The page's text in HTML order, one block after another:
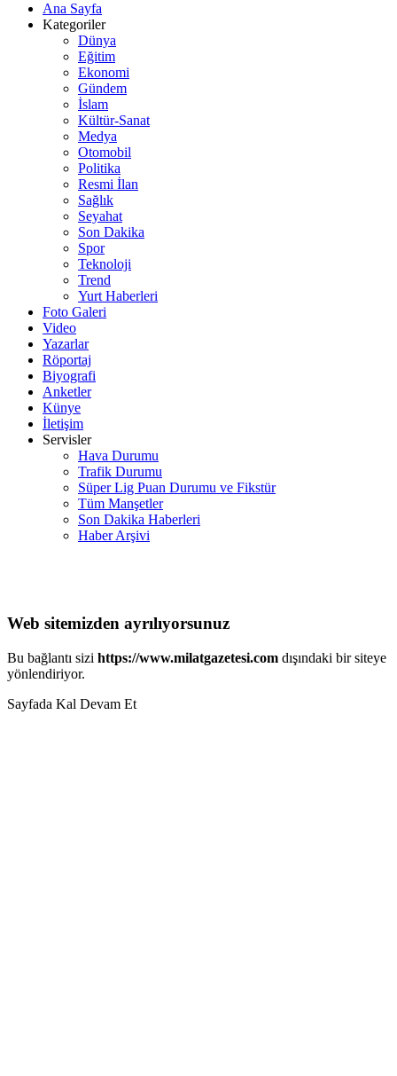
Ana Sayfa
Kategoriler
Dünya
Eğitim
Ekonomi
Gündem
İslam
Kültür-Sanat
Medya
Otomobil
Politika
Resmi İlan
Sağlık
Seyahat
Son Dakika
Spor
Teknoloji
Trend
Yurt Haberleri
Foto Galeri
Video
Yazarlar
Röportaj
Biyografi
Anketler
Künye
İletişim
Servisler
Hava Durumu
Trafik Durumu
Süper Lig Puan Durumu ve Fikstür
Tüm Manşetler
Son Dakika Haberleri
Haber Arşivi
Web sitemizden ayrılıyorsunuz
Bu bağlantı sizi https://www.milatgazetesi.com dışındaki bir siteye
yönlendiriyor.
Sayfada Kal Devam Et